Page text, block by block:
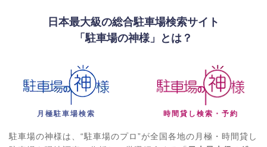
日本最大級の総合駐車場検索サイト
「駐車場の神様」とは？
月極駐車場検索 時間貸し検索・予約
駐車場の神様は、“駐車場のプロ”が全国各地の月極・時間貸し